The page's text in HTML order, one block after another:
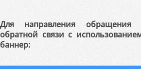
Для направления обращения
обратной связи с
баннер: